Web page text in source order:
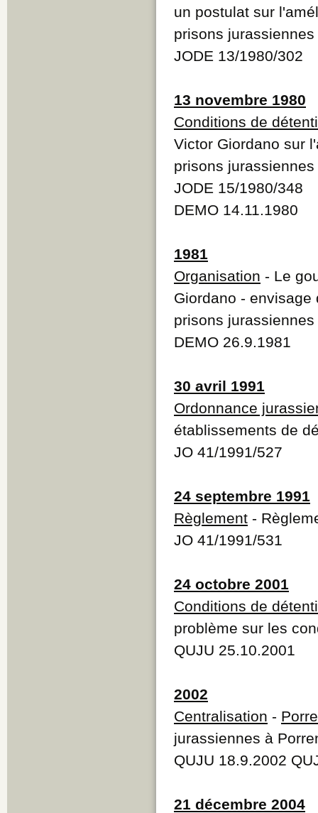
un postulat sur
prisons jurassiennes
JODE 13/1980/302
13 novembre 1980
Conditions de
Victor Giordano sur
prisons jurassiennes
JODE 15/1980/348
DEMO 14.11.1980
1981
Organisation - Le
Giordano -
prisons jurassiennes
DEMO 26.9.1981
30 avril 1991
Ordonnance
établissements de
JO 41/1991/527
24 septembre 1991
Règlement -
JO 41/1991/531
24 octobre 2001
Conditions de
problème sur les
QUJU 25.10.2001
2002
Centralisation -
jurassiennes à
QUJU 18.9.2002
21 décembre 2004